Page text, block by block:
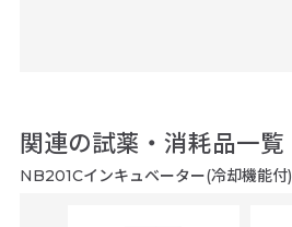
関連の試薬・消耗品一覧
NB201Cインキュベーター(冷却機能付)